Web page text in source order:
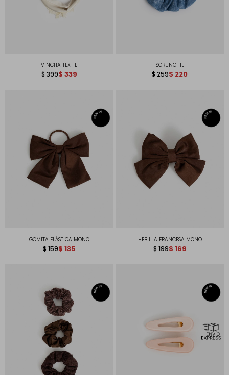
VINCHA TEXTIL
$ 399$ 339
SCRUNCHIE
$ 259$ 220
GOMITA ELÁSTICA MOÑO
$ 159$ 135
HEBILLA FRANCESA MOÑO
$ 199$ 169